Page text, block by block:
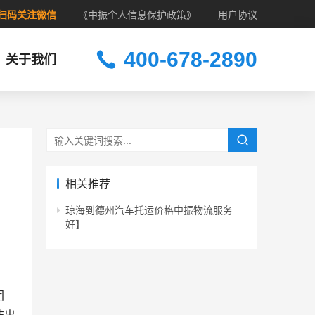
码关注微信 《中振个人信息保护政策》 用户协议
关于我们 400-678-2890
相关推荐
琼海到德州汽车托运价格中振物流服务
好】